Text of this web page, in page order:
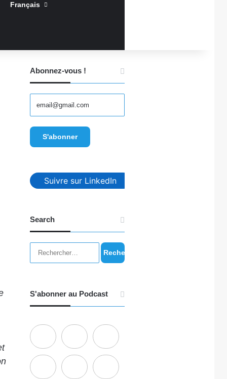
Français
Abonnez-vous !
Suivre sur LinkedIn
Search
Rechercher :
S'abonner au Podcast